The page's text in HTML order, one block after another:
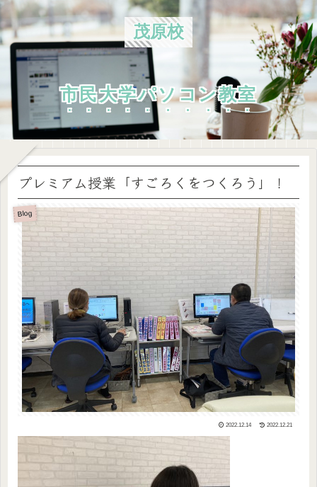
茂原校
市民大学パソコン教室
プレミアム授業「すごろくをつくろう」！
Blog
2022.12.14 2022.12.21